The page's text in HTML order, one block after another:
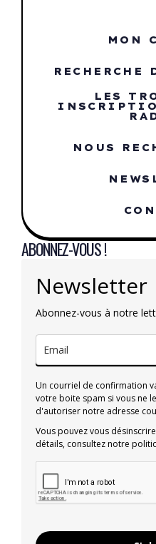
MON
RECHERCHE
LES
NOUS
ABONNEZ-VOUS !
Newsletter
Abonnez-vous à notre
Un courriel de confirmation
votre boite spam si vous ne
d'autoriser notre adresse
Vous pouvez vous
détails, consultez notre